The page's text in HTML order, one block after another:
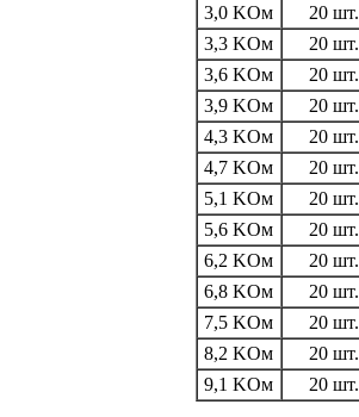
3,0 KОм
20 шт.
3,3 KОм
20 шт.
3,6 KОм
20 шт.
3,9 KОм
20 шт.
4,3 KОм
20 шт.
4,7 KОм
20 шт.
5,1 KОм
20 шт.
5,6 KОм
20 шт.
6,2 KОм
20 шт.
6,8 KОм
20 шт.
7,5 KОм
20 шт.
8,2 KОм
20 шт.
9,1 KОм
20 шт.